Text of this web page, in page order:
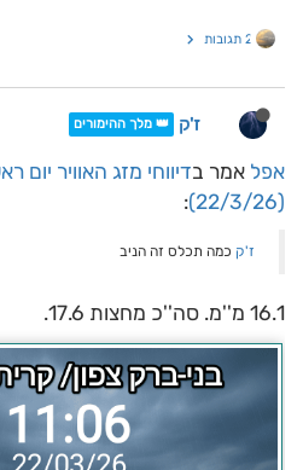
2 תגובות
ז'ק 👑 מלך ההימורים
אפל אמר בדיווחי מזג האוויר יום
(22/3/26)
:
ז'ק כמה תכלס זה הניב
16.1 מ''מ. סה''כ מחצות 17.6.